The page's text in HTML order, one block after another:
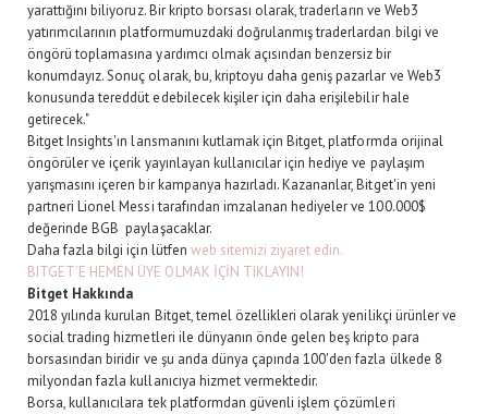
yarattığını biliyoruz. Bir kripto borsası olarak, traderların ve Web3
yatırımcılarının platformumuzdaki doğrulanmış traderlardan bilgi ve
öngörü toplamasına yardımcı olmak açısından benzersiz bir
konumdayız. Sonuç olarak, bu, kriptoyu daha geniş pazarlar ve Web3
konusunda tereddüt edebilecek kişiler için daha erişilebilir hale
getirecek."
Bitget Insights'ın lansmanını kutlamak için Bitget, platformda orijinal
öngörüler ve içerik yayınlayan kullanıcılar için hediye ve paylaşım
yarışmasını içeren bir kampanya hazırladı. Kazananlar, Bitget'in yeni
partneri Lionel Messi tarafından imzalanan hediyeler ve 100.000$
değerinde BGB paylaşacaklar.
Daha fazla bilgi için lütfen web sitemizi ziyaret edin.
BITGET’E HEMEN ÜYE OLMAK İÇİN TIKLAYIN!
Bitget Hakkında
2018 yılında kurulan Bitget, temel özellikleri olarak yenilikçi ürünler ve
social trading hizmetleri ile dünyanın önde gelen beş kripto para
borsasından biridir ve şu anda dünya çapında 100'den fazla ülkede 8
milyondan fazla kullanıcıya hizmet vermektedir.
Borsa, kullanıcılara tek platformdan güvenli işlem çözümleri